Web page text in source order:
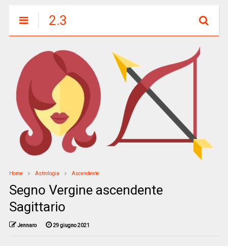
2.3
Home Astrologia Ascendente
Segno Vergine ascendente
Sagittario
Jennaro 29 giugno 2021